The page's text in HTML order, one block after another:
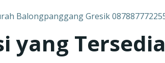
yang Tersedia